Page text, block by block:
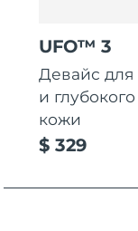
UFO™ 3
Девайс
и
кожи
$ 329